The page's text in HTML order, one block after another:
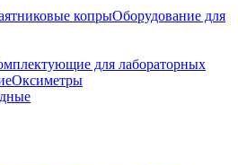
копрыОборудование для
для лабораторных
Оксиметры